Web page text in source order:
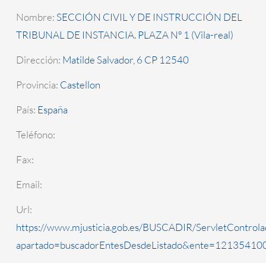
Nombre: SECCIÓN CIVIL Y DE INSTRUCCIÓN DEL
TRIBUNAL DE INSTANCIA. PLAZA Nº 1 (Vila-real)
Dirección: Matilde Salvador, 6 CP 12540
Provincia: Castellon
País: España
Teléfono:
Fax:
Email:
Url:
https://www.mjusticia.gob.es/BUSCADIR/